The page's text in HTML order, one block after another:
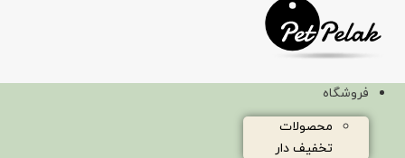
فروشگاه
محصولات
تخفیف دار